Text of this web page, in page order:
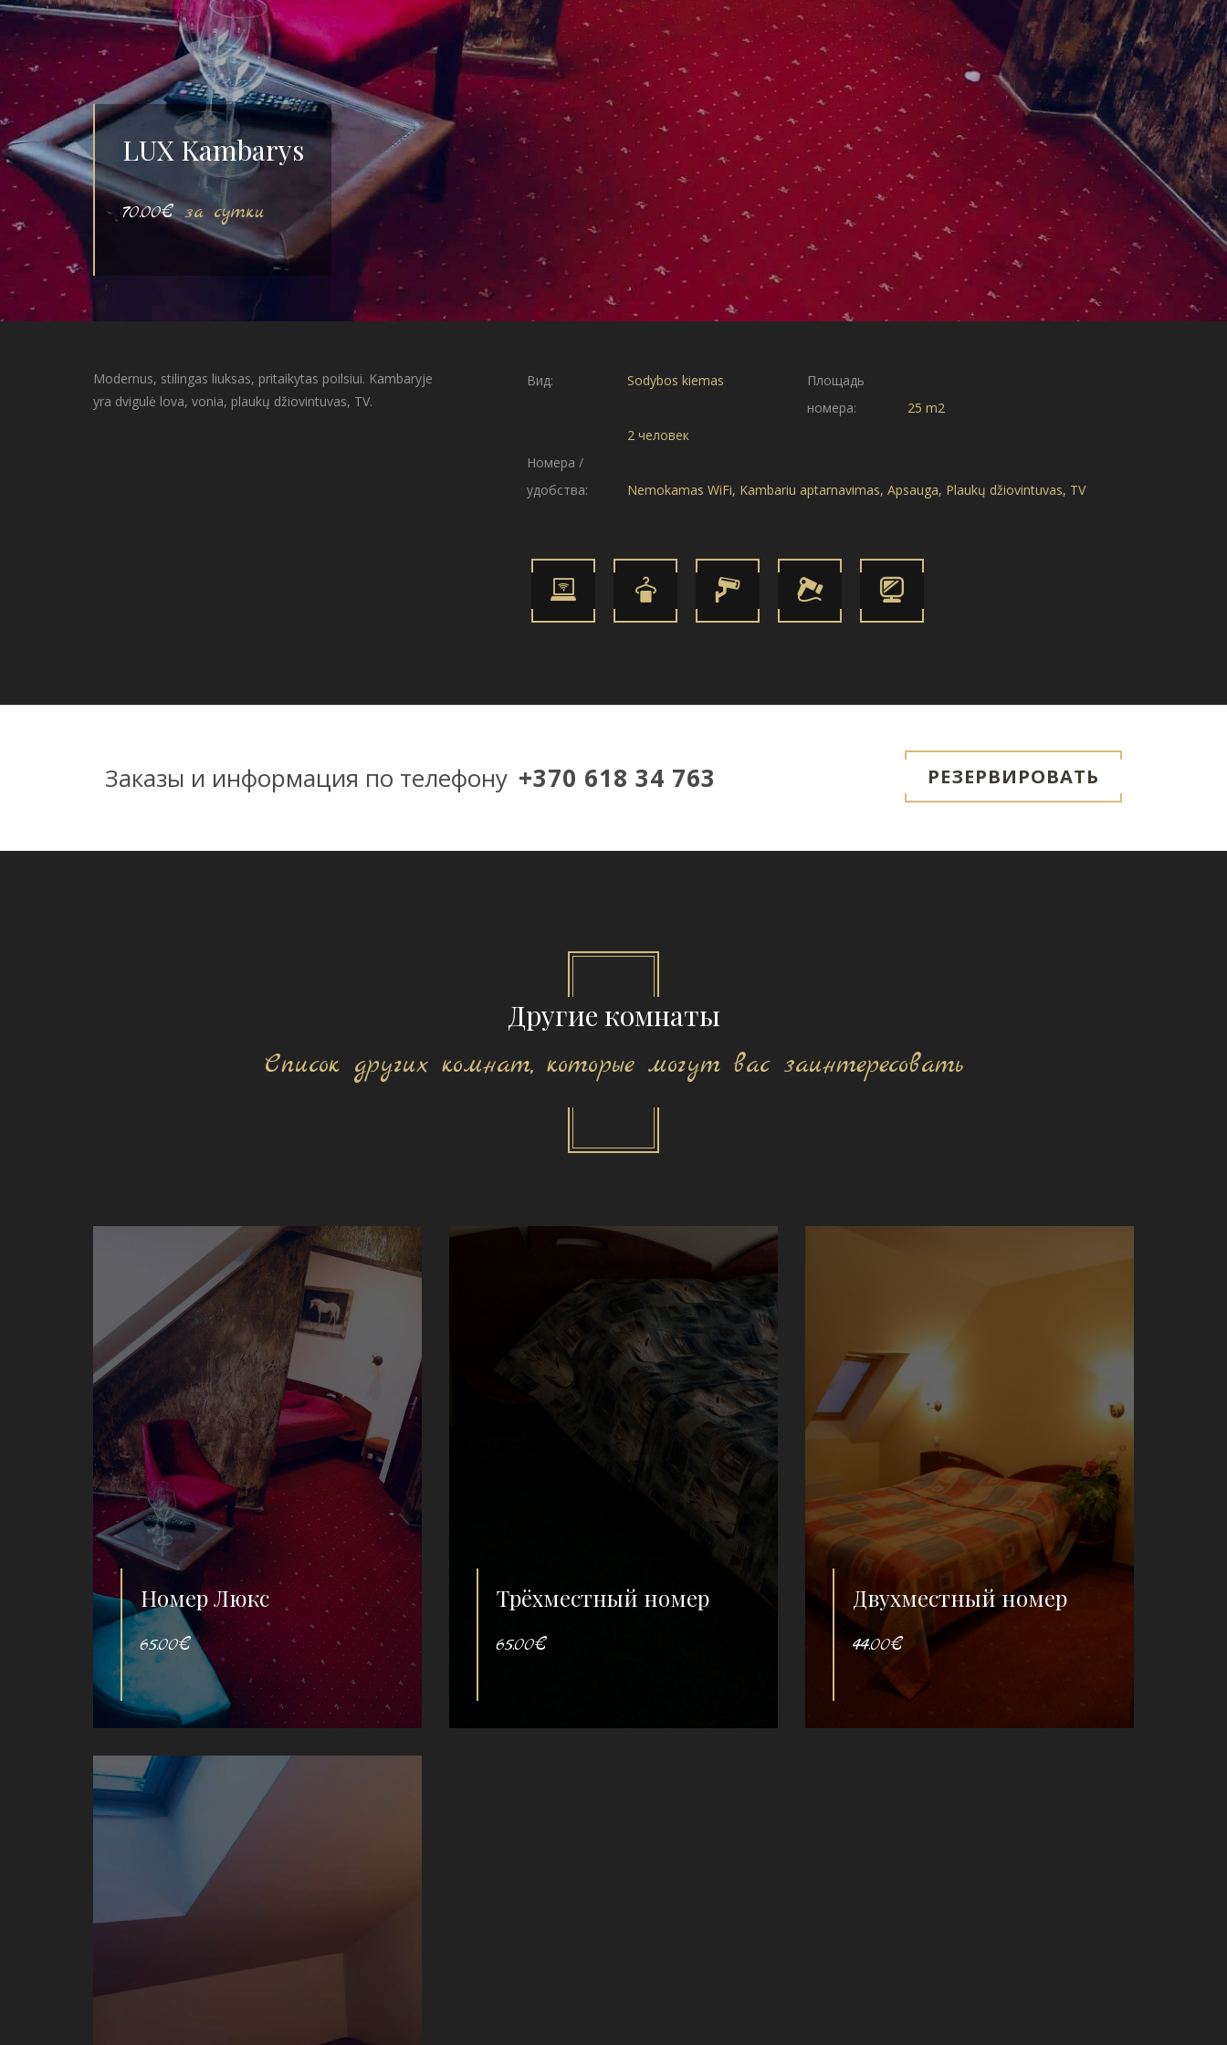
LUX Kambarys
70.00€за сутки
Modernus, stilingas liuksas, pritaikytas poilsiui. Kambaryje
yra dvigulė lova, vonia, plaukų džiovintuvas, TV.
Вид: Sodybos kiemas
Площадь
номера:
25 m2
2 человек
Номера /
удобства:
Nemokamas WiFi, Kambariu aptarnavimas, Apsauga, Plaukų džiovintuvas, TV
Заказы и информация по телефону +370 618 34 763 РЕЗЕРВИРОВАТЬ
Другие комнаты
Список других комнат, которые могут вас заинтересовать
Номер Люкс
65.00€
Трёхместный номер
65.00€
Двухместный номер
44.00€